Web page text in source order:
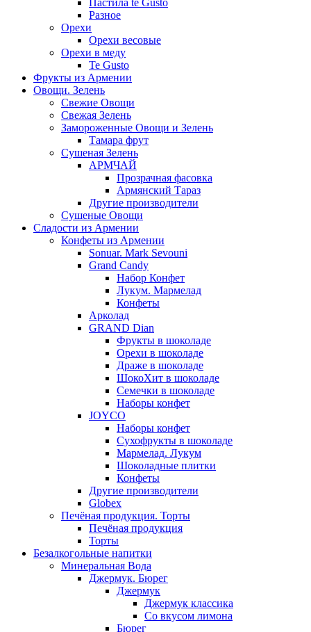
Пастила te Gusto
Разное
Орехи
Орехи весовые
Орехи в меду
Te Gusto
Фрукты из Армении
Овощи. Зелень
Свежие Овощи
Свежая Зелень
Замороженные Овощи и Зелень
Тамара фрут
Сушеная Зелень
АРМЧАЙ
Прозрачная фасовка
Армянский Тараз
Другие производители
Сушеные Овощи
Сладости из Армении
Конфеты из Армении
Sonuar. Mark Sevouni
Grand Candy
Набор Конфет
Лукум. Мармелад
Конфеты
Арколад
GRAND Dian
Фрукты в шоколаде
Орехи в шоколаде
Драже в шоколаде
ШокоХит в шоколаде
Семечки в шоколаде
Наборы конфет
JOYCO
Наборы конфет
Сухофрукты в шоколаде
Мармелад. Лукум
Шоколадные плитки
Конфеты
Другие производители
Globex
Печёная продукция. Торты
Печёная продукция
Торты
Безалкогольные напитки
Минеральная Вода
Джермук. Бюрег
Джермук
Джермук классика
Со вкусом лимона
Бюрег